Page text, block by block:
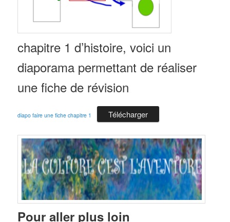
chapitre 1 d’histoire, voici un
diaporama permettant de réaliser
une fiche de révision
diapo faire une fiche chapitre 1 Télécharger
Pour aller plus loin